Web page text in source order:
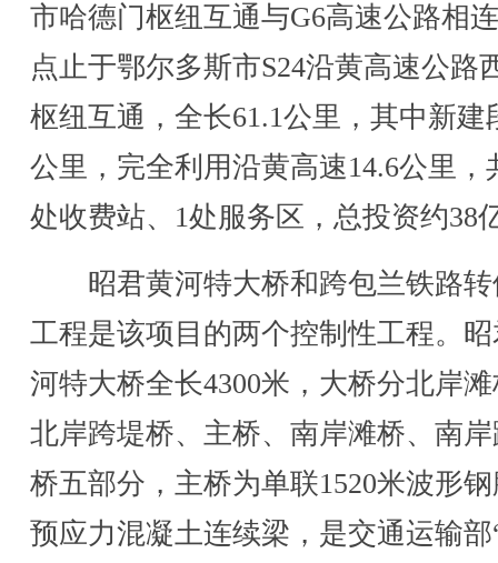
市哈德门枢纽互通与G6高速公路相
点止于鄂尔多斯市S24沿黄高速公路
枢纽互通，全长61.1公里，其中新建
公里，完全利用沿黄高速14.6公里，
处收费站、1处服务区，总投资约38
昭君黄河特大桥和跨包兰铁路转
工程是该项目的两个控制性工程。
河特大桥全长4300米，大桥分北岸
北岸跨堤桥、主桥、南岸滩桥、南
桥五部分，主桥为单联1520米波形
预应力混凝土连续梁，是交通运输部